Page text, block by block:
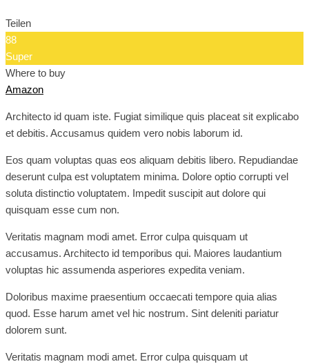
Teilen
88
Super
Where to buy
Amazon
Architecto id quam iste. Fugiat similique quis placeat sit explicabo
et debitis. Accusamus quidem vero nobis laborum id.
Eos quam voluptas quas eos aliquam debitis libero. Repudiandae
deserunt culpa est voluptatem minima. Dolore optio corrupti vel
soluta distinctio voluptatem. Impedit suscipit aut dolore qui
quisquam esse cum non.
Veritatis magnam modi amet. Error culpa quisquam ut
accusamus. Architecto id temporibus qui. Maiores laudantium
voluptas hic assumenda asperiores expedita veniam.
Doloribus maxime praesentium occaecati tempore quia alias
quod. Esse harum amet vel hic nostrum. Sint deleniti pariatur
dolorem sunt.
Veritatis magnam modi amet. Error culpa quisquam ut